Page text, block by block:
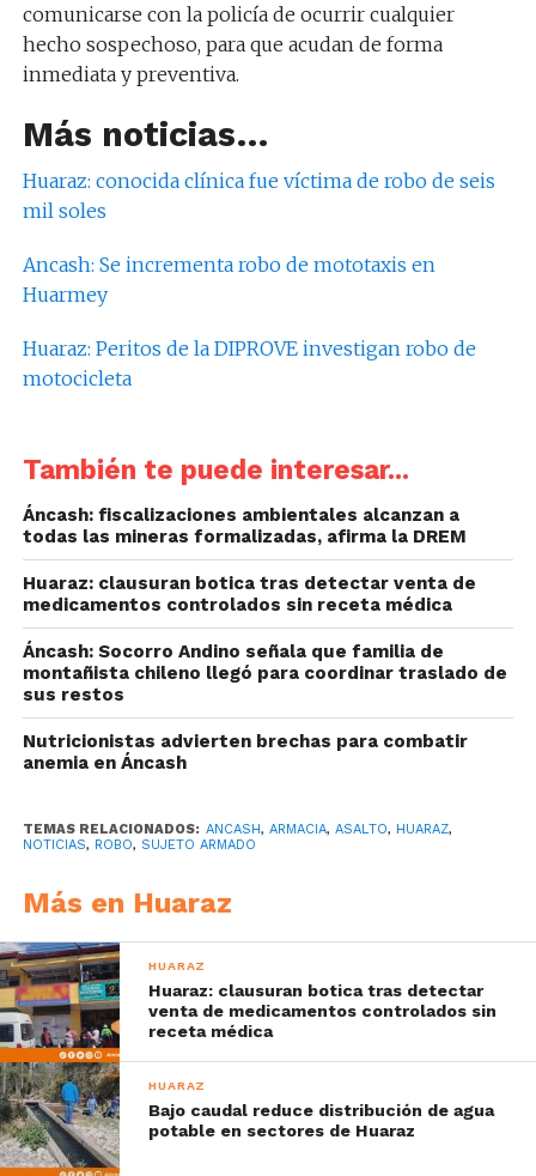
comunicarse con la policía de ocurrir cualquier
hecho sospechoso, para que acudan de forma
inmediata y preventiva.
Más noticias…
Huaraz: conocida clínica fue víctima de robo de seis
mil soles
Ancash: Se incrementa robo de mototaxis en
Huarmey
Huaraz: Peritos de la DIPROVE investigan robo de
motocicleta
También te puede interesar...
Áncash: fiscalizaciones ambientales alcanzan a
todas las mineras formalizadas, afirma la DREM
Huaraz: clausuran botica tras detectar venta de
medicamentos controlados sin receta médica
Áncash: Socorro Andino señala que familia de
montañista chileno llegó para coordinar traslado de
sus restos
Nutricionistas advierten brechas para combatir
anemia en Áncash
TEMAS RELACIONADOS: ANCASH, ARMACIA, ASALTO, HUARAZ,
NOTICIAS, ROBO, SUJETO ARMADO
Más en Huaraz
HUARAZ
Huaraz: clausuran botica tras detectar
venta de medicamentos controlados sin
receta médica
HUARAZ
Bajo caudal reduce distribución de agua
potable en sectores de Huaraz